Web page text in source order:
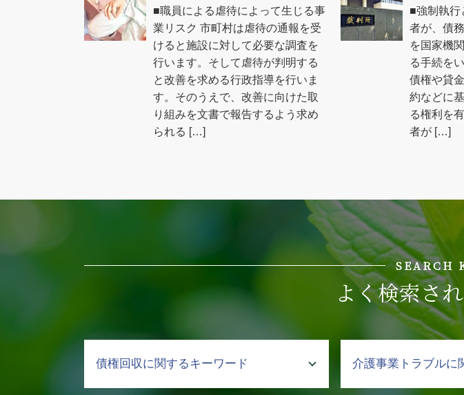
■職員による虐待によって生じる事
業リスク 市町村は虐待の通報を受
けると施設に対して必要な調査を
行います。そして虐待が判明する
と改善を求める行政指導を行いま
す。そのうえで、改善に向けた取
り組みを文書で報告するよう求め
られる […]
■強制執行
者が、債
を国家機
る手続を
債権や貸
約などに
る権利を
者が […]
SEARCH
よく検索さ
債権回収に関するキーワード 介護事業トラブルに